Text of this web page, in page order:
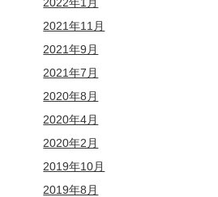
2021年11月
2021年9月
2021年7月
2020年8月
2020年4月
2020年2月
2019年10月
2019年8月